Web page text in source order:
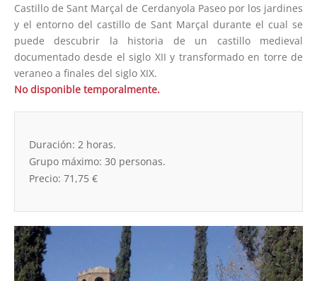
Castillo de Sant Marçal de Cerdanyola Paseo por los jardines
y el entorno del castillo de Sant Marçal durante el cual se
puede descubrir la historia de un castillo medieval
documentado desde el siglo XII y transformado en torre de
veraneo a finales del siglo XIX.
No disponible temporalmente.
Duración: 2 horas.
Grupo máximo: 30 personas.
Precio: 71,75 €